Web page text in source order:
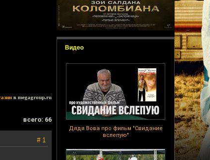
Видео
Дядя Вова про фильм "Свидание
вслепую"
в megagroup.ru
всего: 66
# 1